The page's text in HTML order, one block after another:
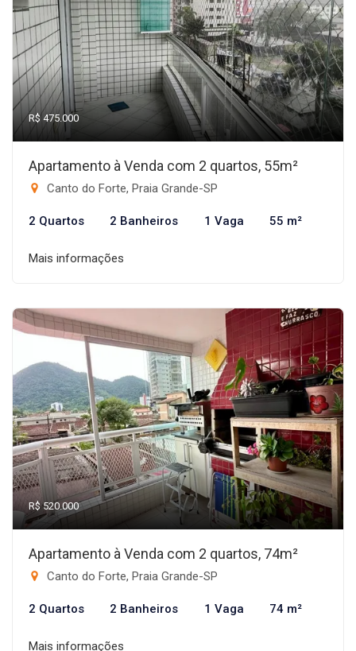
R$ 475.000
Apartamento à Venda com 2 quartos, 55m²
Canto do Forte, Praia Grande-SP
2 Quartos 2 Banheiros 1 Vaga 55 m²
Mais informações
R$ 520.000
Apartamento à Venda com 2 quartos, 74m²
Canto do Forte, Praia Grande-SP
2 Quartos 2 Banheiros 1 Vaga 74 m²
Mais informações